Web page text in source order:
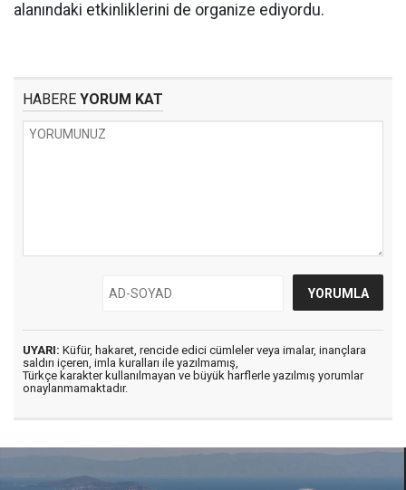
alanındaki etkinliklerini de organize ediyordu.
HABERE YORUM KAT
UYARI: Küfür, hakaret, rencide edici cümleler veya imalar, inançlara
saldırı içeren, imla kuralları ile yazılmamış,
Türkçe karakter kullanılmayan ve büyük harflerle yazılmış yorumlar
onaylanmamaktadır.